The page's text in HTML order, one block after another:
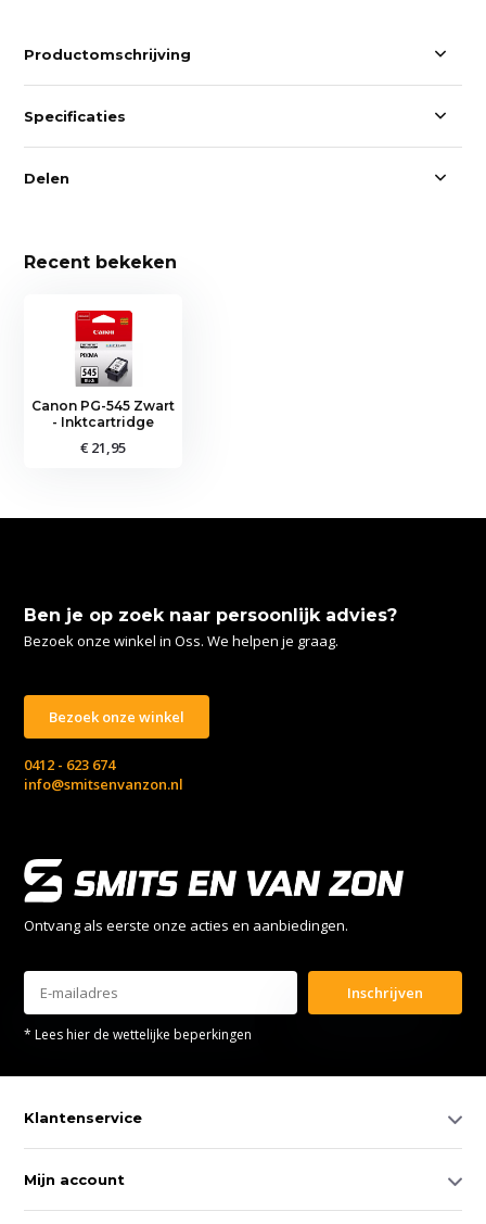
Productomschrijving
Specificaties
Delen
Recent bekeken
Canon PG-545 Zwart
- Inktcartridge
€ 21,95
Ben je op zoek naar persoonlijk advies?
Bezoek onze winkel in Oss. We helpen je graag.
Bezoek onze winkel
0412 - 623 674
info@smitsenvanzon.nl
Ontvang als eerste onze acties en aanbiedingen.
Inschrijven
* Lees hier de wettelijke beperkingen
Klantenservice
Mijn account